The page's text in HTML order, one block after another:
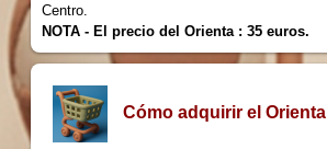
Centro.
NOTA - El precio del Orienta : 35 euros.
Cómo adquirir el Orienta